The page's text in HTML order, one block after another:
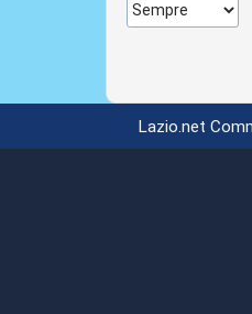
Lazio.net